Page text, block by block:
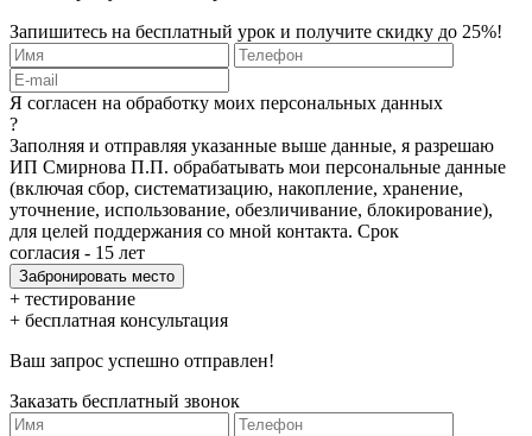
Запишитесь на бесплатный урок и получите скидку до 25%!
Я согласен на обработку моих персональных данных
?
Заполняя и отправляя указанные выше данные, я разрешаю
ИП Смирнова П.П. обрабатывать мои персональные данные
(включая сбор, систематизацию, накопление, хранение,
уточнение, использование, обезличивание, блокирование),
для целей поддержания со мной контакта. Срок
согласия - 15 лет
+ тестирование
+ бесплатная консультация
Ваш запрос успешно отправлен!
Заказать бесплатный звонок